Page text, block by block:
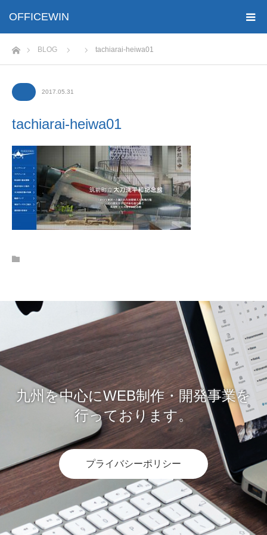
OFFICEWIN
ホームBLOG tachiarai-heiwa01
2017.05.31
tachiarai-heiwa01
九州を中心にWEB制作・開発事業を
行っております。
プライバシーポリシー